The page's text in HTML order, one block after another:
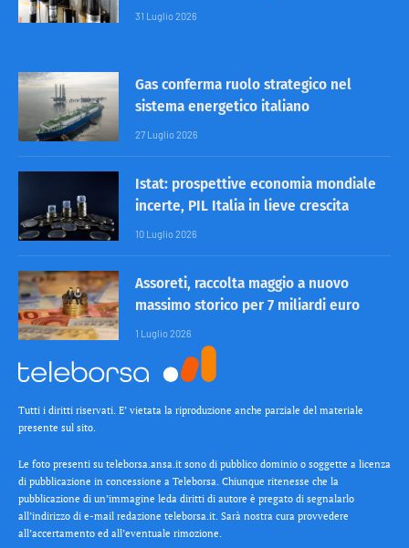
31 Luglio 2026
Gas conferma ruolo strategico nel
sistema energetico italiano
27 Luglio 2026
Istat: prospettive economia mondiale
incerte, PIL Italia in lieve crescita
10 Luglio 2026
Assoreti, raccolta maggio a nuovo
massimo storico per 7 miliardi euro
1 Luglio 2026
Tutti i diritti riservati. E’ vietata la riproduzione anche parziale del materiale
presente sul sito.
Le foto presenti su teleborsa.ansa.it sono di pubblico dominio o soggette a licenza
di pubblicazione in concessione a Teleborsa. Chiunque ritenesse che la
pubblicazione di un’immagine leda diritti di autore è pregato di segnalarlo
all’indirizzo di e-mail redazione teleborsa.it. Sarà nostra cura provvedere
all’accertamento ed all’eventuale rimozione.